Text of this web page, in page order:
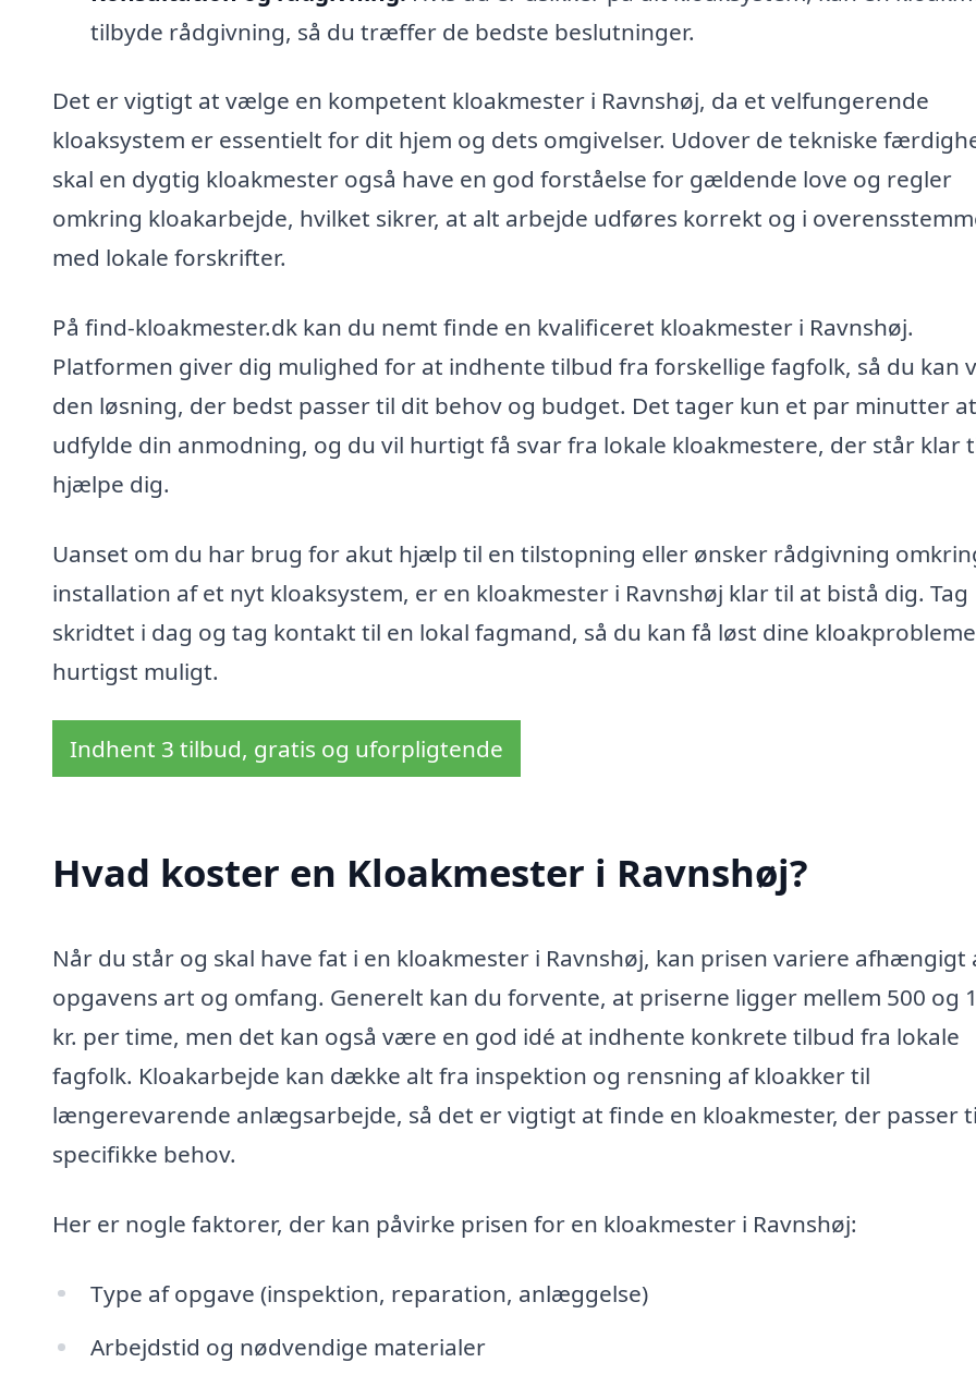
tilbyde rådgivning, så du træffer de bedste beslutninger.
Det er vigtigt at vælge en kompetent kloakmester i Ravnshøj, da et velfungerende
kloaksystem er essentielt for dit hjem og dets omgivelser. Udover de tekniske
skal en dygtig kloakmester også have en god forståelse for gældende love og regler
omkring kloakarbejde, hvilket sikrer, at alt arbejde udføres korrekt og i
med lokale forskrifter.
På find-kloakmester.dk kan du nemt finde en kvalificeret kloakmester i Ravnshøj.
Platformen giver dig mulighed for at indhente tilbud fra forskellige fagfolk, så du kan
den løsning, der bedst passer til dit behov og budget. Det tager kun et par minutter at
udfylde din anmodning, og du vil hurtigt få svar fra lokale kloakmestere, der står klar
hjælpe dig.
Uanset om du har brug for akut hjælp til en tilstopning eller ønsker rådgivning
installation af et nyt kloaksystem, er en kloakmester i Ravnshøj klar til at bistå dig. Tag
skridtet i dag og tag kontakt til en lokal fagmand, så du kan få løst dine
hurtigst muligt.
Indhent 3 tilbud, gratis og uforpligtende
Hvad koster en Kloakmester i Ravnshøj?
Når du står og skal have fat i en kloakmester i Ravnshøj, kan prisen variere afhængigt
opgavens art og omfang. Generelt kan du forvente, at priserne ligger mellem 500 og
kr. per time, men det kan også være en god idé at indhente konkrete tilbud fra lokale
fagfolk. Kloakarbejde kan dække alt fra inspektion og rensning af kloakker til
længerevarende anlægsarbejde, så det er vigtigt at finde en kloakmester, der passer
specifikke behov.
Her er nogle faktorer, der kan påvirke prisen for en kloakmester i Ravnshøj:
Type af opgave (inspektion, reparation, anlæggelse)
Arbejdstid og nødvendige materialer